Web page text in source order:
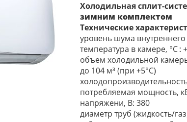
Холодильная сплит-
зимним комплектом
Технические
уровень шума
температура в камере, °С:
объем холодильной
до 104 м³ (при +5°С)
потребляемая мощность,
диаметр труб (жидкость/